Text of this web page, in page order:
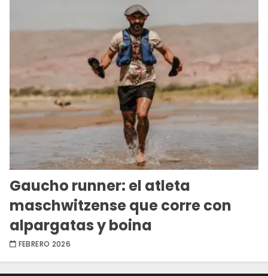
Gaucho runner: el atleta
maschwitzense que corre con
alpargatas y boina
FEBRERO 2026